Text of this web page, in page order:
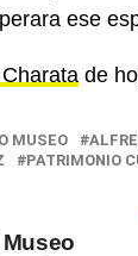
ese
de
MUSEO
PATRIMONIO